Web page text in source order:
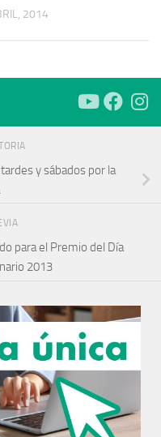
2014
y sábados por la
para el Premio del Día
2013